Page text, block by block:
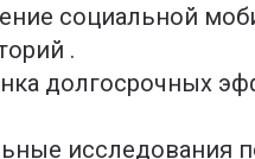
социальной
.
долгосрочных
исследования